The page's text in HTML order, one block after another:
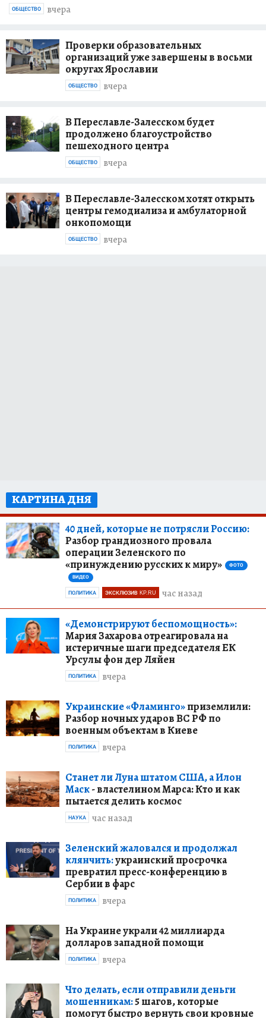
Проверки образовательных
организаций уже завершены в восьми
округах Ярославии
вчера
ОБЩЕСТВО
В Переславле-Залесском будет
продолжено благоустройство
пешеходного центра
вчера
ОБЩЕСТВО
В Переславле-Залесском хотят открыть
центры гемодиализа и амбулаторной
онкопомощи
вчера
ОБЩЕСТВО
вчера
ОБЩЕСТВО
КАРТИНА ДНЯ
40 дней, которые не потрясли Россию:
Разбор грандиозного провала
операции Зеленского по
«принуждению русских к миру»
ФОТО
ВИДЕО
час назад
ПОЛИТИКА ЭКСКЛЮЗИВ KP.RU
«Демонстрируют беспомощность»:
Мария Захарова отреагировала на
истеричные шаги председателя ЕК
Урсулы фон дер Ляйен
вчера
ПОЛИТИКА
Украинские «Фламинго»приземлили:
Разбор ночных ударов ВС РФ по
военным объектам в Киеве
вчера
ПОЛИТИКА
Станет ли Луна штатом США, а Илон
Маск- властелином Марса: Кто и как
пытается делить космос
час назад
НАУКА
Зеленский жаловался и продолжал
клянчить:украинский просрочка
превратил пресс-конференцию в
Сербии в фарс
вчера
ПОЛИТИКА
На Украине украли 42 миллиарда
долларов западной помощи
вчера
ПОЛИТИКА
Что делать, если отправили деньги
мошенникам:5 шагов, которые
помогут быстро вернуть свои кровные